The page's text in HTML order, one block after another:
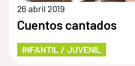
26 abril 2019
Cuentos cantados
INFANTIL / JUVENIL